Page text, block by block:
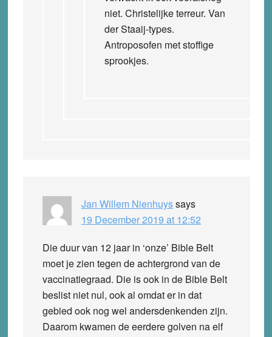
niet. Christelijke terreur. Van
der Staaij-types.
Antroposofen met stoffige
sprookjes.
Jan Willem Nienhuyssays
19 December 2019 at 12:52
Die duur van 12 jaar in ‘onze’ Bible Belt
moet je zien tegen de achtergrond van de
vaccinatiegraad. Die is ook in de Bible Belt
beslist niet nul, ook al omdat er in dat
gebied ook nog wel andersdenkenden zijn.
Daarom kwamen de eerdere golven na elf